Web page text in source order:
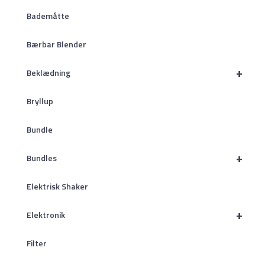
Bademåtte
Bærbar Blender
+
Beklædning
Bryllup
Bundle
+
Bundles
Elektrisk Shaker
+
Elektronik
Filter